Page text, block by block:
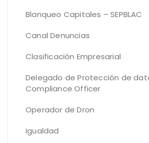
Blanqueo Capitales – SEPBLAC
Canal Denuncias
Clasificación Empresarial
Delegado de Protección de
Compliance Officer
Operador de Dron
Igualdad